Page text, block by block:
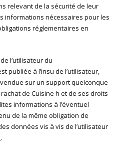
relevant de la sécurité de leur
informations nécessaires pour les
réglementaires en
l’utilisateur du
publiée à l’insu de l’utilisateur,
sur un support quelconque
de Cuisine h et de ses droits
informations à l’éventuel
de la même obligation de
données vis à vis de l’utilisateur
.